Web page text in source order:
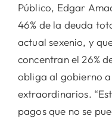
Público, Edgar
46% de la deuda
actual sexenio, y
concentran el 26%
obliga al gobierno
extraordinarios.
pagos que no se